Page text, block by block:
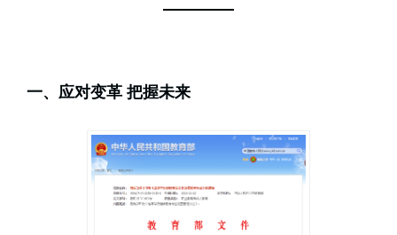
一、应对变革 把握未来